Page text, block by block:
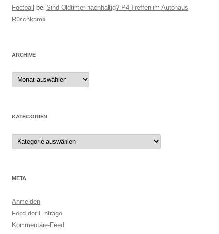
Football
bei Sind Oldtimer nachhaltig? P4-Treffen im Autohaus
Rüschkamp
ARCHIVE
Archive
KATEGORIEN
Kategorien
META
Anmelden
Feed der Einträge
Kommentare-Feed